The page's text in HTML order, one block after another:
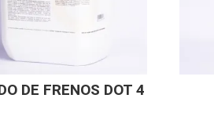
DE FRENOS DOT 4